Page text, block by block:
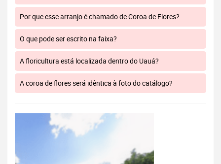
Por que esse arranjo é chamado de Coroa de Flores?
O que pode ser escrito na faixa?
A floricultura está localizada dentro do Uauá?
A coroa de flores será idêntica à foto do catálogo?